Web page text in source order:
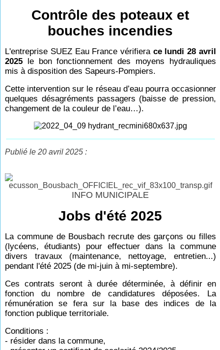
Contrôle des poteaux et
bouches incendies
L'entreprise SUEZ Eau France vérifiera ce lundi 28 avril
2025 le bon fonctionnement des moyens hydrauliques
mis à disposition des Sapeurs-Pompiers.
Cette intervention sur le réseau d’eau pourra occasionner
quelques désagréments passagers (baisse de pression,
changement de la couleur de l’eau…).
Publié le 20 avril 2025 :
INFO MUNICIPALE
Jobs d'été 2025
La commune de Bousbach recrute des garçons ou filles
(lycéens, étudiants) pour effectuer dans la commune
divers travaux (maintenance, nettoyage, entretien...)
pendant l'été 2025 (de mi-juin à mi-septembre).
Ces contrats seront à durée déterminée, à définir en
fonction du nombre de candidatures déposées. La
rémunération se fera sur la base des indices de la
fonction publique territoriale.
Conditions :
- résider dans la commune,